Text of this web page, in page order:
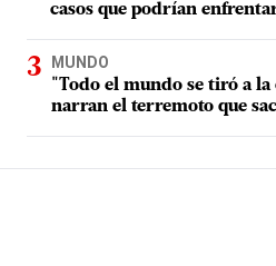
casos que podrían
MUNDO
"Todo el mundo se tiró a
narran el terremoto que